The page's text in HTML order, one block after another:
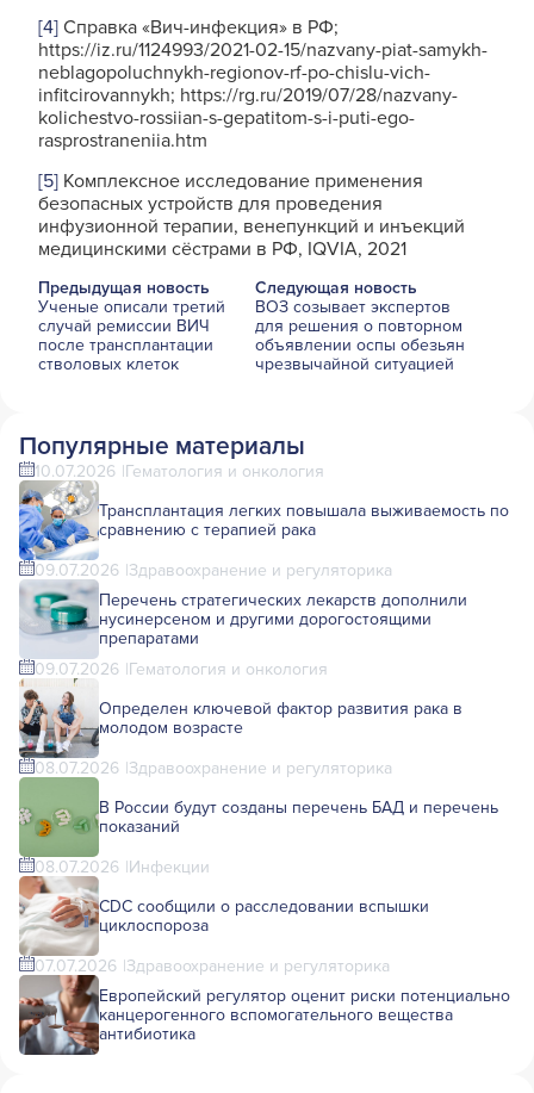
[4] Справка «Вич-инфекция» в РФ;
https://iz.ru/1124993/2021-02-15/nazvany-piat-samykh-
neblagopoluchnykh-regionov-rf-po-chislu-vich-
infitcirovannykh; https://rg.ru/2019/07/28/nazvany-
kolichestvo-rossiian-s-gepatitom-s-i-puti-ego-
rasprostraneniia.htm
[5] Комплексное исследование применения
безопасных устройств для проведения
инфузионной терапии, венепункций и инъекций
медицинскими сёстрами в РФ, IQVIA, 2021
Предыдущая новость
Ученые описали третий
случай ремиссии ВИЧ
после трансплантации
стволовых клеток
Следующая новость
ВОЗ созывает экспертов
для решения о повторном
объявлении оспы обезьян
чрезвычайной ситуацией
Популярные материалы
10.07.2026 Гематология и онкология
Трансплантация легких повышала выживаемость по
сравнению с терапией рака
09.07.2026 Здравоохранение и регуляторика
Перечень стратегических лекарств дополнили
нусинерсеном и другими дорогостоящими
препаратами
09.07.2026 Гематология и онкология
Определен ключевой фактор развития рака в
молодом возрасте
08.07.2026 Здравоохранение и регуляторика
В России будут созданы перечень БАД и перечень
показаний
08.07.2026 Инфекции
CDC сообщили о расследовании вспышки
циклоспороза
07.07.2026 Здравоохранение и регуляторика
Европейский регулятор оценит риски потенциально
канцерогенного вспомогательного вещества
антибиотика